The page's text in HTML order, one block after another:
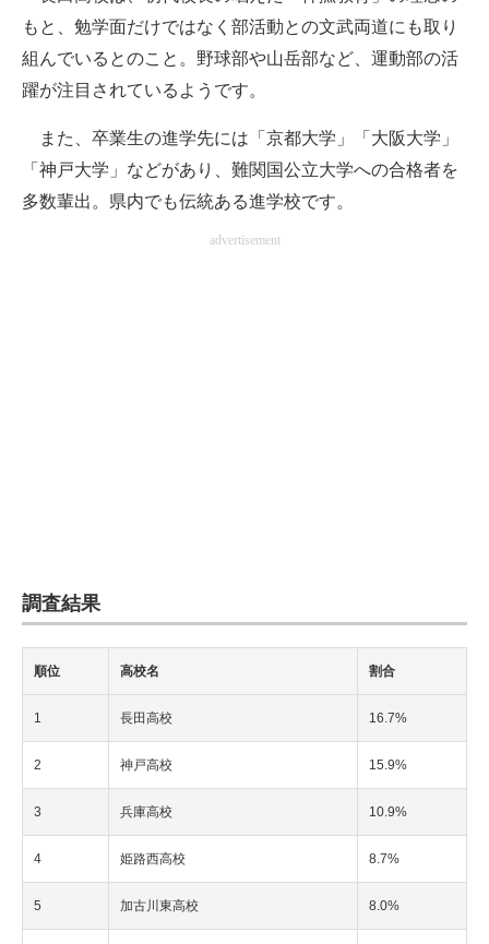
建設×テクノロジーの最前線
ちょっと気になるネットの話題
もと、勉学面だけではなく部活動との文武両道にも取り
組んでいるとのこと。野球部や山岳部など、運動部の活
躍が注目されているようです。
また、卒業生の進学先には「京都大学」「大阪大学」
「神戸大学」などがあり、難関国公立大学への合格者を
多数輩出。県内でも伝統ある進学校です。
advertisement
調査結果
順位 高校名 割合
1 長田高校 16.7%
2 神戸高校 15.9%
3 兵庫高校 10.9%
4 姫路西高校 8.7%
5 加古川東高校 8.0%